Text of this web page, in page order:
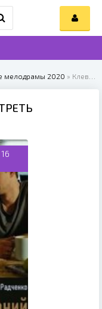
мелодрамы 2020 » Клевер желаний (2019)